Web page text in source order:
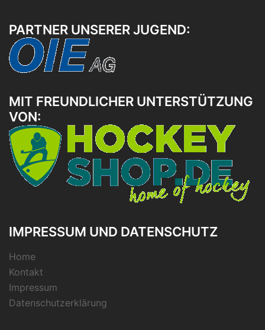
PARTNER UNSERER JUGEND:
MIT FREUNDLICHER UNTERSTÜTZUNG
VON:
IMPRESSUM UND DATENSCHUTZ
Home
Kontakt
Impressum
Datenschutzerklärung